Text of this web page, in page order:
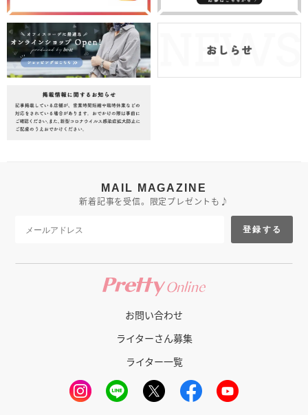
MAIL MAGAZINE
新着記事を受信。限定プレゼントも♪
登録する
お問い合わせ
ライターさん募集
ライター一覧